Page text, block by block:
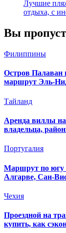
Лучшие
отдыха, с
Вы
Филиппины
Остров Палаван
маршрут Эль-
Тайланд
Аренда виллы
владельца,
Португалия
Маршрут по югу
Алгарве, Сан-
Чехия
Проездной на
купить, как